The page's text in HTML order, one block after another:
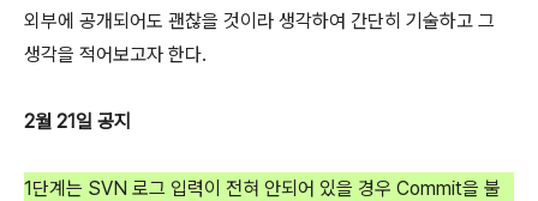
외부에 공개되어도 괜찮을 것이라 생각하여 간단히 기술하고 그
생각을 적어보고자 한다.
2월 21일 공지
1단계는 SVN 로그 입력이 전혀 안되어 있을 경우 Commit을 불